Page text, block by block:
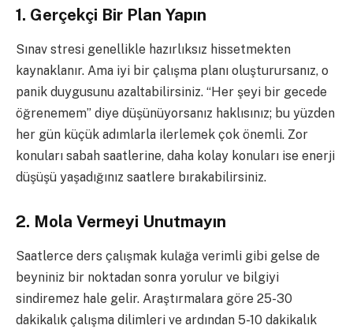
1. Gerçekçi Bir Plan Yapın
Sınav stresi genellikle hazırlıksız hissetmekten
kaynaklanır. Ama iyi bir çalışma planı oluşturursanız, o
panik duygusunu azaltabilirsiniz. “Her şeyi bir gecede
öğrenemem” diye düşünüyorsanız haklısınız; bu yüzden
her gün küçük adımlarla ilerlemek çok önemli. Zor
konuları sabah saatlerine, daha kolay konuları ise enerji
düşüşü yaşadığınız saatlere bırakabilirsiniz.
2. Mola Vermeyi Unutmayın
Saatlerce ders çalışmak kulağa verimli gibi gelse de
beyniniz bir noktadan sonra yorulur ve bilgiyi
sindiremez hale gelir. Araştırmalara göre 25-30
dakikalık çalışma dilimleri ve ardından 5-10 dakikalık